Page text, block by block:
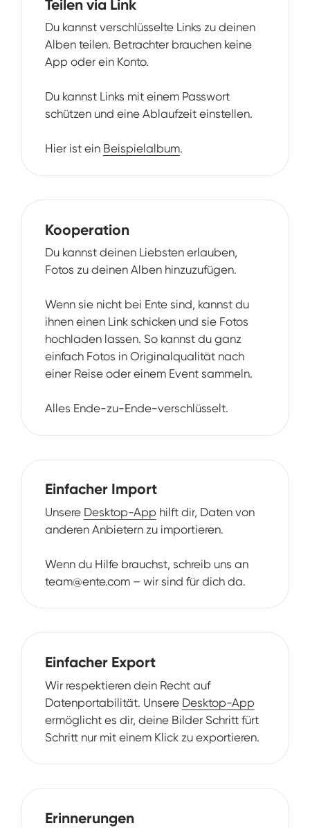
Teilen via Link
Du kannst verschlüsselte Links zu deinen
Alben teilen. Betrachter brauchen keine
App oder ein Konto.
Du kannst Links mit einem Passwort
schützen und eine Ablaufzeit einstellen.
Hier ist ein Beispielalbum.
Kooperation
Du kannst deinen Liebsten erlauben,
Fotos zu deinen Alben hinzuzufügen.
Wenn sie nicht bei Ente sind, kannst du
ihnen einen Link schicken und sie Fotos
hochladen lassen. So kannst du ganz
einfach Fotos in Originalqualität nach
einer Reise oder einem Event sammeln.
Alles Ende-zu-Ende-verschlüsselt.
Einfacher Import
Unsere Desktop-App hilft dir, Daten von
anderen Anbietern zu importieren.
Wenn du Hilfe brauchst, schreib uns an
team@ente.com – wir sind für dich da.
Einfacher Export
Wir respektieren dein Recht auf
Datenportabilität. Unsere Desktop-App
ermöglicht es dir, deine Bilder Schritt fürt
Schritt nur mit einem Klick zu exportieren.
Erinnerungen